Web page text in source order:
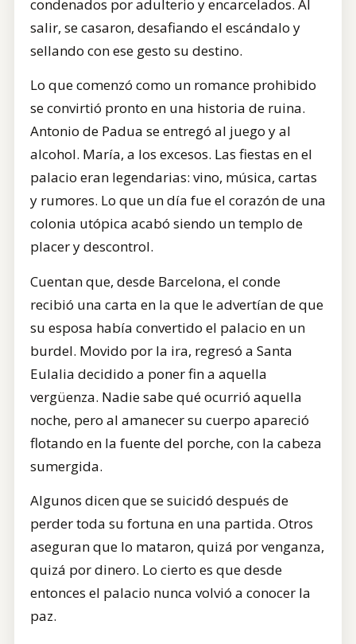
condenados por adulterio y encarcelados. Al
salir, se casaron, desafiando el escándalo y
sellando con ese gesto su destino.
Lo que comenzó como un romance prohibido
se convirtió pronto en una historia de ruina.
Antonio de Padua se entregó al juego y al
alcohol. María, a los excesos. Las fiestas en el
palacio eran legendarias: vino, música, cartas
y rumores. Lo que un día fue el corazón de una
colonia utópica acabó siendo un templo de
placer y descontrol.
Cuentan que, desde Barcelona, el conde
recibió una carta en la que le advertían de que
su esposa había convertido el palacio en un
burdel. Movido por la ira, regresó a Santa
Eulalia decidido a poner fin a aquella
vergüenza. Nadie sabe qué ocurrió aquella
noche, pero al amanecer su cuerpo apareció
flotando en la fuente del porche, con la cabeza
sumergida.
Algunos dicen que se suicidó después de
perder toda su fortuna en una partida. Otros
aseguran que lo mataron, quizá por venganza,
quizá por dinero. Lo cierto es que desde
entonces el palacio nunca volvió a conocer la
paz.